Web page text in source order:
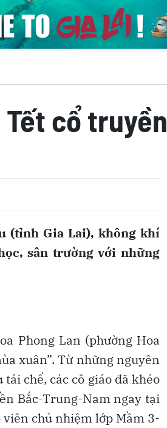
cổ truyền
(tỉnh Gia Lai), không khí
sân trường với những
Phong Lan (phường Hoa
xuân”. Từ những nguyên
chế, các cô giáo đã khéo
Bắc-Trung-Nam ngay tại
chủ nhiệm lớp Mầm 3-